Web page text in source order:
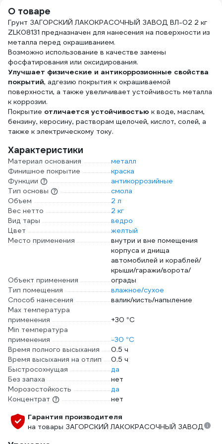
О товаре
Грунт ЗАГОРСКИЙ ЛАКОКРАСОЧНЫЙ ЗАВОД ВЛ-02 2 кг
ZLK08131 предназначен для нанесения на поверхности из
металла перед окрашиванием.
Возможно использование в качестве замены
фосфатирования или оксидирования.
Улучшает физические и антикоррозионные свойства
покрытий, адгезию покрытия к окрашиваемой
поверхности, а также увеличивает устойчивость металла
к коррозии.
Покрытие отличается устойчивостью к воде, маслам,
бензину, керосину, растворам щелочей, кислот, солей, а
также к электрическому току.
Характеристики
Материал основания
металл
Финишное покрытие
краска
Функции
антикоррозийные
Тип основы
смола
Объем
2 л
Вес нетто
2 кг
Вид тары
ведро
Цвет
желтый
Место применения
внутри и вне помещения
Объект применения
корпуса и днища
автомобилей и кораблей/
крыши/гаражи/ворота/
ограды
Тип помещения
влажное/сухое
Способ нанесения
валик/кисть/напыление
Max температура
применения
+30 °С
Min температура
применения
-30 °С
Время полного высыхания
0.5 ч
Время высыхания на отлип
0.5 ч
Быстросохнущая
да
Без запаха
нет
Морозостойкость
да
Концентрат
нет
Гарантия производителя
на товары ЗАГОРСКИЙ ЛАКОКРАСОЧНЫЙ ЗАВОД